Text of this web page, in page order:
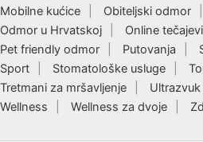
Mobilne kućice
Obiteljski odmor
Odmor u Hrvatskoj
Online tečajevi
Pet friendly odmor
Putovanja
Sport
Stomatološke usluge
Tretmani za mršavljenje
Ultrazvuk
Wellness
Wellness za dvoje